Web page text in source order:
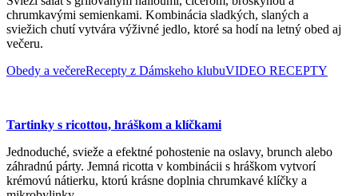
chrumkavými semienkami. Kombinácia sladkých, slaných a
sviežich chutí vytvára výživné jedlo, ktoré sa hodí na letný obed aj
večeru.
Obedy a večereRecepty z Dámskeho klubuVIDEO RECEPTY
Tartinky s ricottou, hráškom a klíčkami
Jednoduché, svieže a efektné pohostenie na oslavy, brunch alebo
záhradnú párty. Jemná ricotta v kombinácii s hráškom vytvorí
krémovú nátierku, ktorú krásne doplnia chrumkavé klíčky a